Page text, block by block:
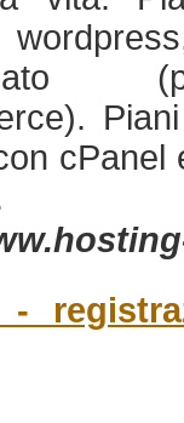
cPanel
-